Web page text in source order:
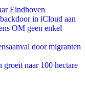
Eindhoven
in iCloud aan
OM geen enkel
door migranten
groeit naar 100 hectare